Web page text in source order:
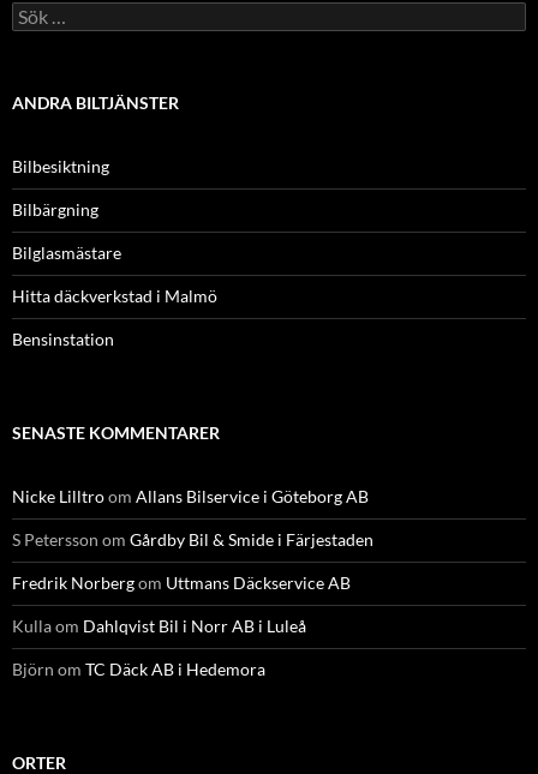
Sök
efter:
ANDRA BILTJÄNSTER
Bilbesiktning
Bilbärgning
Bilglasmästare
Hitta däckverkstad i Malmö
Bensinstation
SENASTE KOMMENTARER
Nicke Lilltroom Allans Bilservice i Göteborg AB
S Petersson om Gårdby Bil & Smide i Färjestaden
Fredrik Norbergom Uttmans Däckservice AB
Kullaom Dahlqvist Bil i Norr AB i Luleå
Björn om TC Däck AB i Hedemora
ORTER